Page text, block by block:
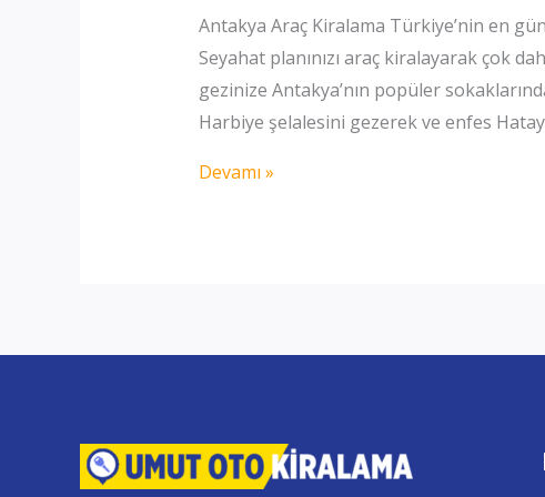
Antakya Araç Kiralama Türkiye’nin en
Seyahat planınızı araç kiralayarak çok
gezinize Antakya’nın popüler
Harbiye şelalesini gezerek ve enfes
Antakya
Devamı »